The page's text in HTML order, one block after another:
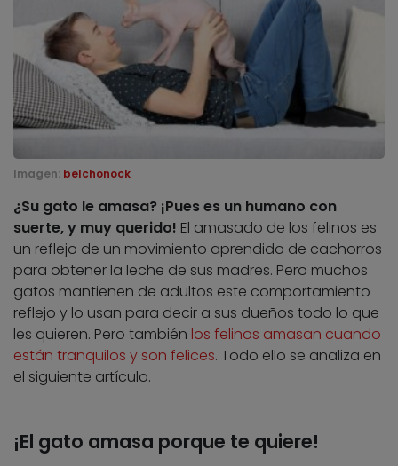
Imagen: belchonock
¿Su gato le amasa? ¡Pues es un humano con
suerte, y muy querido! El amasado de los felinos es
un reflejo de un movimiento aprendido de cachorros
para obtener la leche de sus madres. Pero muchos
gatos mantienen de adultos este comportamiento
reflejo y lo usan para decir a sus dueños todo lo que
les quieren. Pero también los felinos amasan cuando
están tranquilos y son felices. Todo ello se analiza en
el siguiente artículo.
¡El gato amasa porque te quiere!